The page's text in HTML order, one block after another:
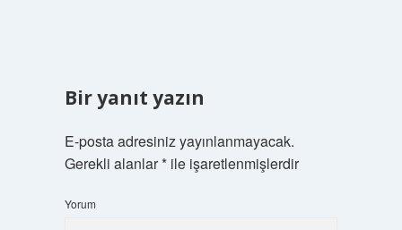
Bir yanıt yazın
E-posta adresiniz yayınlanmayacak.
Gerekli alanlar*ile işaretlenmişlerdir
Yorum